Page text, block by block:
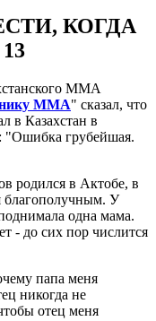
КОГДА
ММА
ММА" сказал, что
в Казахстан в
: "Ошибка грубейшая.
родился в Актобе, в
благополучным. У
одна мама.
- до сих пор числится
папа меня
никогда не
отец меня